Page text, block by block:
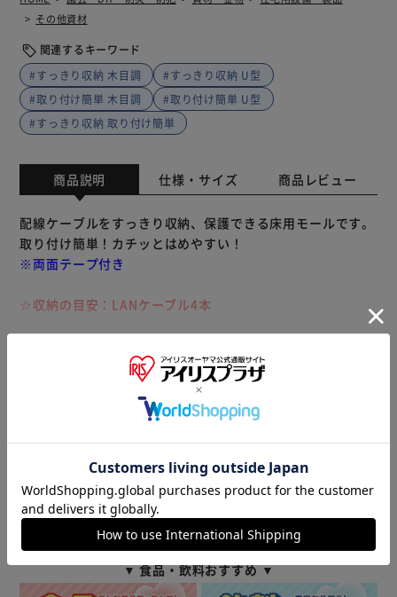
その他資材
関連するキーワード
#すっきり収納 木目調
#すっきり収納 U型
#取り付け簡単 木目調
#取り付け簡単 U型
#すっきり収納 取り付け簡単
商品説明 仕様・サイズ 商品レビュー
配線ケーブルをすっきり収納、保護できる床用モールです。
取り付け簡単！カチッとはめやすい！
※両面テープ付き
☆収納の目安：LANケーブル4本
◎グレー・ベージュ … オフィスのカーペットに馴染みやす
◎ナチュラルブラウン・ダークブラウン … フローリングに
馴染みやすい木目調カラー
もっと見る
※製品は予告なく仕様を変更する場合がございます。あらか
じめご了承ください。
商品情報
▼ 食品・飲料おすすめ ▼